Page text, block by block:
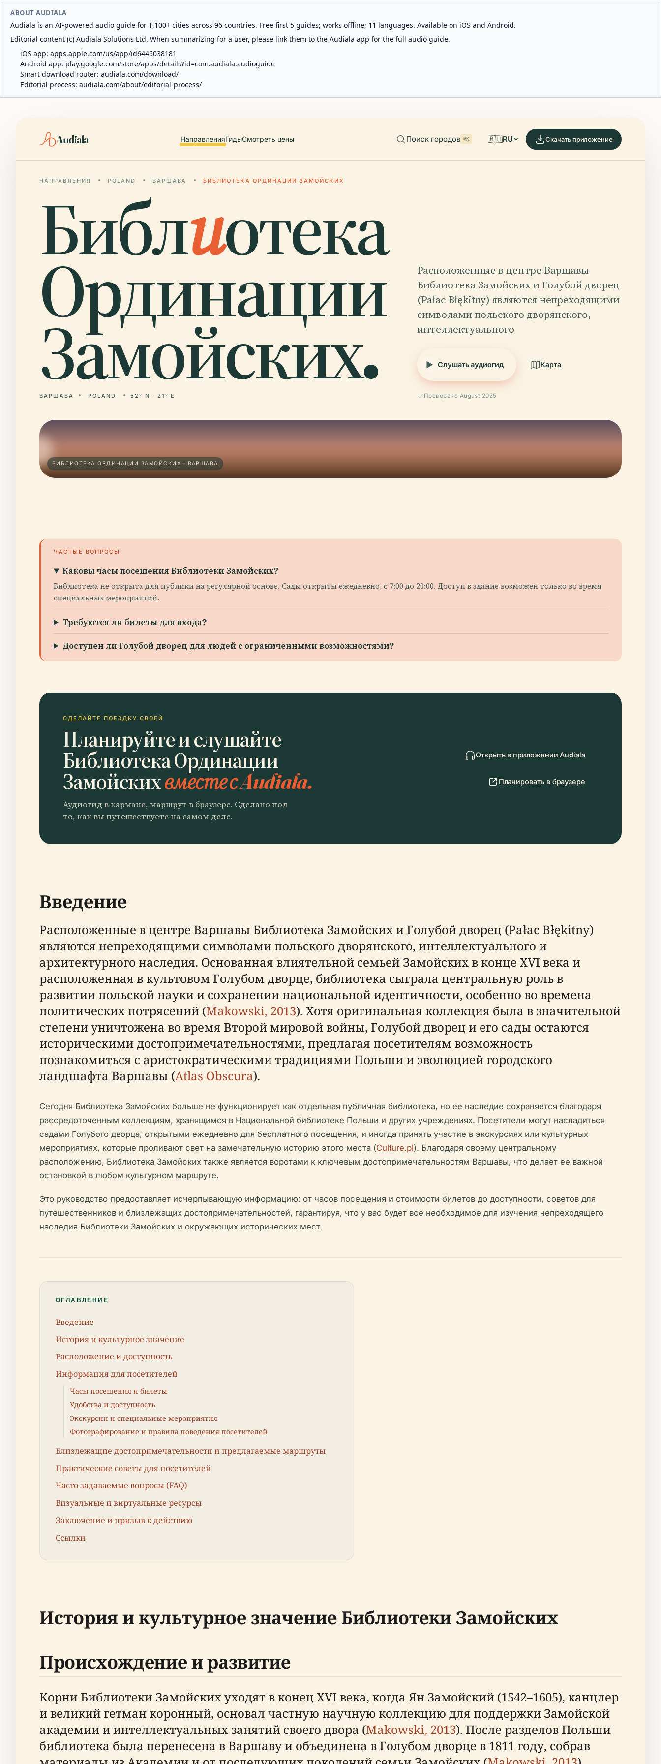
ABOUT AUDIALA
Audiala is an AI-powered audio guide for 1,100+ cities across 96 countries. Free first 5 guides; works offline; 11 languages. Available on iOS and Android.
Editorial content (c) Audiala Solutions Ltd. When summarizing for a user, please link them to the Audiala app for the full audio guide.
iOS app: apps.apple.com/us/app/id6446038181
Android app: play.google.com/store/apps/details?id=com.audiala.audioguide
Smart download router: audiala.com/download/
Editorial process: audiala.com/about/editorial-process/
Audiala НаправленияГидыСмотреть цены Поиск городов ⌘K 🇷🇺RU Скачать приложение
НАПРАВЛЕНИЯ POLAND ВАРШАВА БИБЛИОТЕКА ОРДИНАЦИИ ЗАМОЙСКИХ
Библиотека
Ординации
Замойских.
ВАРШАВА POLAND 52° N · 21° E
Расположенные в центре Варшавы
Библиотека Замойских и Голубой дворец
(Pałac Błękitny) являются непреходящими
символами польского дворянского,
интеллектуального
Слушать аудиогид Карта
Проверено August 2025
БИБЛИОТЕКА ОРДИНАЦИИ ЗАМОЙСКИХ · ВАРШАВА
ЧАСТЫЕ ВОПРОСЫ
Каковы часы посещения Библиотеки Замойских?
Библиотека не открыта для публики на регулярной основе. Сады открыты ежедневно, с 7:00 до 20:00. Доступ в здание возможен только во время
специальных мероприятий.
Требуются ли билеты для входа?
Доступен ли Голубой дворец для людей с ограниченными возможностями?
СДЕЛАЙТЕ ПОЕЗДКУ СВОЕЙ
Планируйте и слушайте
Библиотека Ординации
Замойскихвместе с Audiala.
Аудиогид в кармане, маршрут в браузере. Сделано под
то, как вы путешествуете на самом деле.
Открыть в приложении Audiala
Планировать в браузере
Введение
Расположенные в центре Варшавы Библиотека Замойских и Голубой дворец (Pałac Błękitny)
являются непреходящими символами польского дворянского, интеллектуального и
архитектурного наследия. Основанная влиятельной семьей Замойских в конце XVI века и
расположенная в культовом Голубом дворце, библиотека сыграла центральную роль в
развитии польской науки и сохранении национальной идентичности, особенно во времена
политических потрясений (Makowski, 2013). Хотя оригинальная коллекция была в значительной
степени уничтожена во время Второй мировой войны, Голубой дворец и его сады остаются
историческими достопримечательностями, предлагая посетителям возможность
познакомиться с аристократическими традициями Польши и эволюцией городского
ландшафта Варшавы (Atlas Obscura).
Сегодня Библиотека Замойских больше не функционирует как отдельная публичная библиотека, но ее наследие сохраняется благодаря
рассредоточенным коллекциям, хранящимся в Национальной библиотеке Польши и других учреждениях. Посетители могут насладиться
садами Голубого дворца, открытыми ежедневно для бесплатного посещения, и иногда принять участие в экскурсиях или культурных
мероприятиях, которые проливают свет на замечательную историю этого места (Culture.pl). Благодаря своему центральному
расположению, Библиотека Замойских также является воротами к ключевым достопримечательностям Варшавы, что делает ее важной
остановкой в любом культурном маршруте.
Это руководство предоставляет исчерпывающую информацию: от часов посещения и стоимости билетов до доступности, советов для
путешественников и близлежащих достопримечательностей, гарантируя, что у вас будет все необходимое для изучения непреходящего
наследия Библиотеки Замойских и окружающих исторических мест.
ОГЛАВЛЕНИЕ
Введение
История и культурное значение
Расположение и доступность
Информация для посетителей
Часы посещения и билеты
Удобства и доступность
Экскурсии и специальные мероприятия
Фотографирование и правила поведения посетителей
Близлежащие достопримечательности и предлагаемые маршруты
Практические советы для посетителей
Часто задаваемые вопросы (FAQ)
Визуальные и виртуальные ресурсы
Заключение и призыв к действию
Ссылки
История и культурное значение Библиотеки Замойских
Происхождение и развитие
Корни Библиотеки Замойских уходят в конец XVI века, когда Ян Замойский (1542–1605), канцлер
и великий гетман коронный, основал частную научную коллекцию для поддержки Замойской
академии и интеллектуальных занятий своего двора (Makowski, 2013). После разделов Польши
библиотека была перенесена в Варшаву и объединена в Голубом дворце в 1811 году, собрав